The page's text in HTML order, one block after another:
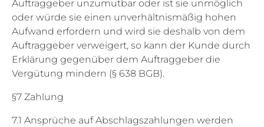
Auftraggeber unzumutbar oder ist sie unmöglich
oder würde sie einen unverhältnismäßig hohen
Aufwand erfordern und wird sie deshalb von dem
Auftraggeber verweigert, so kann der Kunde durch
Erklärung gegenüber dem Auftraggeber die
Vergütung mindern (§ 638 BGB).
§7 Zahlung
7.1 Ansprüche auf Abschlagszahlungen werden